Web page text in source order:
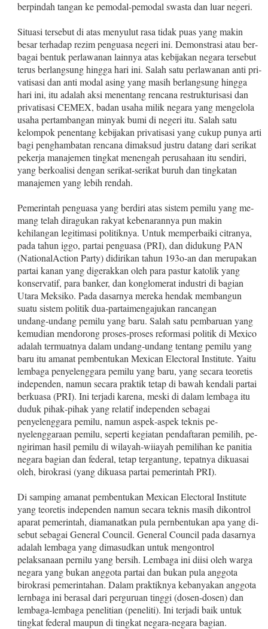
ber­pindah tangan ke pemodal‑pemodal swasta dan luar negeri.
Situasi tersebut di atas menyulut rasa tidak puas yang makin
besar terhadap rezim penguasa negeri ini. Demonstrasi atau ber­
bagai bentuk perlawanan lainnya atas kebijakan negara tersebut
terus berlangsung hingga hari ini. Salah satu perlawanan anti pri­
vatisasi dan anti modal asing yang masih berlangsung hingga
hari ini, itu adalah aksi menentang rencana restrukturisasi dan
privati­sasi CEMEX, badan usaha milik negara yang mengelola
usaha per­tambangan minyak bumi di negeri itu. Salah satu
kelompok pe­nentang kebijakan privatisasi yang cukup punya arti
bagi peng­hambatan rencana dimaksud justru datang dari serikat
pekerja manajemen tingkat menengah perusahaan itu sendiri,
yang ber­koalisi dengan serikat‑serikat buruh dan tingkatan
manajemen yang lebih rendah.
Pemerintah penguasa yang berdiri atas sistem pemilu yang me­
mang telah diragukan rakyat kebenarannya pun makin
kehilangan legitimasi politiknya. Untuk memperbaiki citranya,
pada tahun iggo, partai penguasa (PRI), dan didukung PAN
(NationalAction Party) didirikan tahun 193o‑an dan merupakan
partai kanan yang digerakkan oleh para pastur katolik yang
konservatif, para banker, dan konglomerat industri di bagian
Utara Meksiko. Pada dasarnya mereka hendak membangun
suatu sistem politik dua‑partai­mengajukan rancangan
undang‑undang pemilu yang baru. Salah satu pembaruan yang
kemudian mendorong proses‑proses refor­masi politik di Mexico
adalah termuatnya dalam undang‑undang tentang pemilu yang
baru itu amanat pembentukan Mexican Electoral Institute. Yaitu
lembaga penyelenggara pemilu yang baru, yang secara teoretis
independen, namun secara praktik tetap di bawah kendali partai
berkuasa (PRI). Ini terjadi karena, meski di dalam lembaga itu
duduk pihak‑pihak yang relatif independen sebagai
penyelenggara pemilu, namun aspek‑aspek teknis pe­
nyelenggaraan pemilu, seperti kegiatan pendaftaran pemilih, pe­
ngiriman hasil pemilu di wilayah‑wiiayah pemilihan ke panitia
negara bagian dan federal, tetap tergantung, tepatnya dikuasai
oleh, birokrasi (yang dikuasa partai pemerintah PRI).
Di samping amanat pembentukan Mexican Electoral Institute
yang teoretis independen namun secara teknis masih dikontrol
aparat pemerintah, diamanatkan pula pernbentukan apa yang di­
sebut sebagai General Council. General Council pada dasarnya
adalah lembaga yang dimasudkan untuk mengontrol
pelaksanaan pernilu yang bersih. Lembaga ini diisi oleh warga
negara yang bu­kan anggota partai dan bukan pula anggota
birokrasi pemerintah­an. Dalam praktiknya kebanyakan anggota
lernbaga ini berasal dari perguruan tinggi (dosen‑dosen) dan
lembaga‑lembaga pe­nelitian (peneliti). Ini terjadi baik untuk
tingkat federal maupun di tingkat negara‑negara bagian.